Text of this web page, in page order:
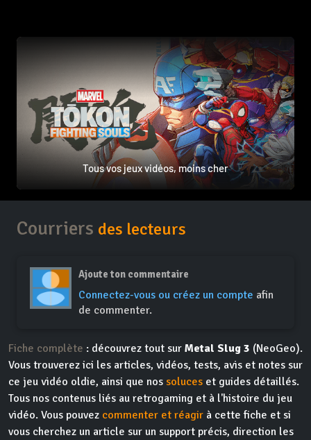
Tous vos jeux vidéos, moins cher
Courriers des lecteurs
Ajoute ton commentaire
Connectez-vous ou créez un compte afin
de commenter.
Fiche complète : découvrez tout sur Metal Slug 3 (NeoGeo).
Vous trouverez ici les articles, vidéos, tests, avis et notes sur
ce jeu vidéo oldie, ainsi que nos soluces et guides détaillés.
Tous nos contenus liés au retrogaming et à l'histoire du jeu
vidéo. Vous pouvez commenter et réagir à cette fiche et si
vous cherchez un article sur un support précis, direction les